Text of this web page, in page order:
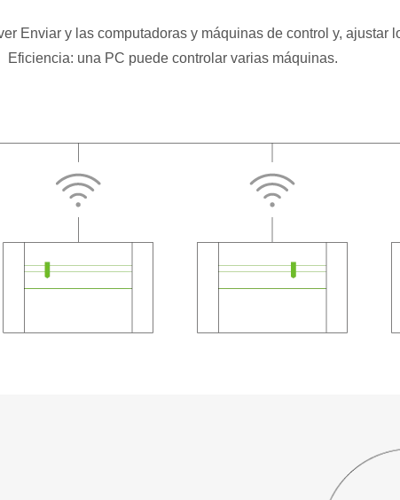
Enviar y las computadoras y máquinas de control y, ajustar
Eficiencia: una PC puede controlar varias máquinas.